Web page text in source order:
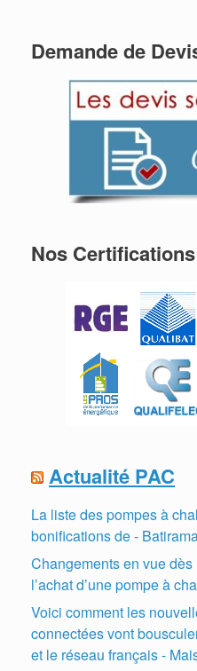
Demande de
Nos Certifications
Actualité PAC
La liste des pompes à
bonifications de -
Changements en vue
l’achat d’une pompe à
Voici comment les
connectées vont
et le réseau français -